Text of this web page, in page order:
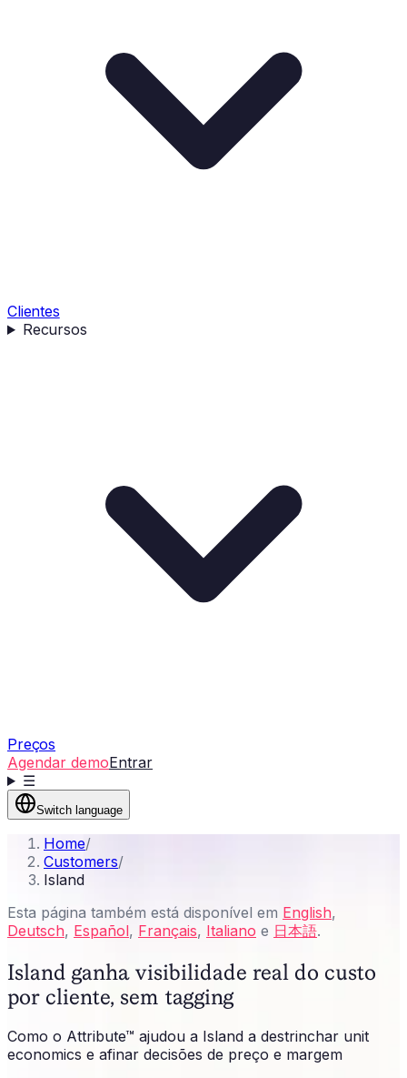
Clientes
Recursos
Preços
Agendar demoEntrar
☰
Switch language
Home/
Customers/
Island
Esta página também está disponível em English,
Deutsch, Español, Français, Italiano e 日本語.
Island ganha visibilidade real do custo
por cliente, sem tagging
Como o Attribute™ ajudou a Island a destrinchar unit
economics e afinar decisões de preço e margem